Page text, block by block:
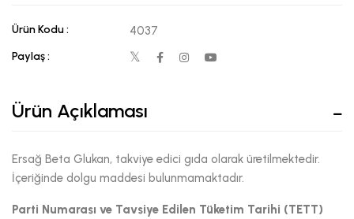
Ürün Kodu : 4037
Paylaş :
Ürün Açıklaması
Ersağ Beta Glukan, takviye edici gıda olarak üretilmektedir.
İçeriğinde dolgu maddesi bulunmamaktadır.
Parti Numarası ve Tavsiye Edilen Tüketim Tarihi (TETT)